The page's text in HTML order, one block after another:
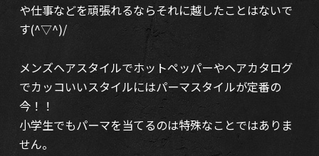
や仕事などを頑張れるならそれに越したことはないで
す(^▽^)/
メンズヘアスタイルでホットペッパーやヘアカタログ
でカッコいいスタイルにはパーマスタイルが定番の
今！！
小学生でもパーマを当てるのは特殊なことではありま
せん。